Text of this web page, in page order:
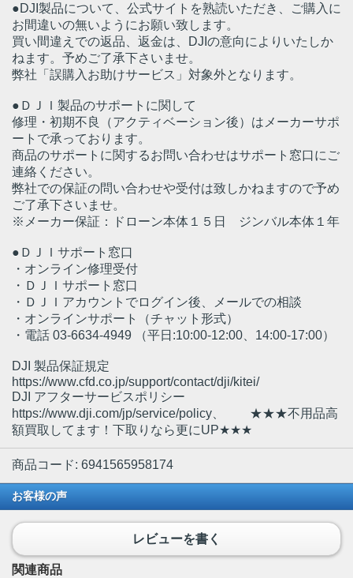
●DJI製品について、公式サイトを熟読いただき、ご購入に
お間違いの無いようにお願い致します。
買い間違えでの返品、返金は、DJIの意向によりいたしか
ねます。予めご了承下さいませ。
弊社「誤購入お助けサービス」対象外となります。
●ＤＪＩ製品のサポートに関して
修理・初期不良（アクティベーション後）はメーカーサポ
ートで承っております。
商品のサポートに関するお問い合わせはサポート窓口にご
連絡ください。
弊社での保証の問い合わせや受付は致しかねますので予め
ご了承下さいませ。
※メーカー保証：ドローン本体１５日 ジンバル本体１年
●ＤＪＩサポート窓口
・オンライン修理受付
・ＤＪＩサポート窓口
・ＤＪＩアカウントでログイン後、メールでの相談
・オンラインサポート（チャット形式）
・電話 03-6634-4949 （平日:10:00-12:00、14:00-17:00）
DJI 製品保証規定
https://www.cfd.co.jp/support/contact/dji/kitei/
DJI アフターサービスポリシー
https://www.dji.com/jp/service/policy、 ★★★不用品高
額買取してます！下取りなら更にUP★★★
商品コード: 6941565958174
お客様の声
レビューを書く
関連商品